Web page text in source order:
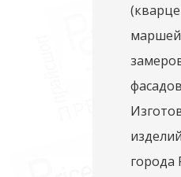
маршей
города